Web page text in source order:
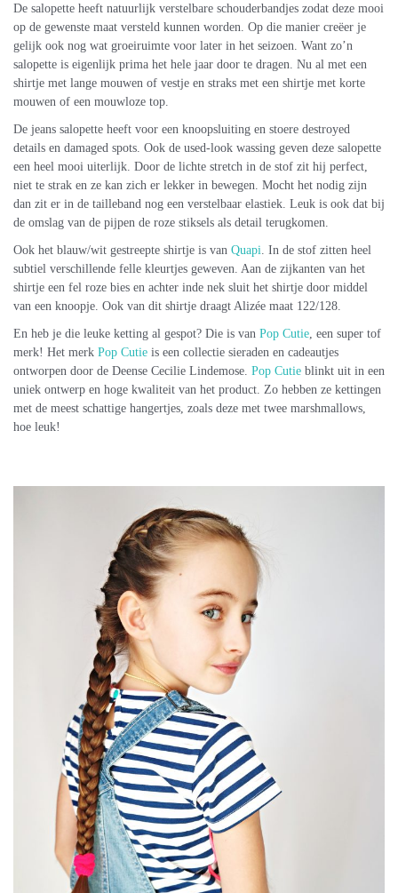
De salopette heeft natuurlijk verstelbare schouderbandjes zodat deze mooi
op de gewenste maat versteld kunnen worden. Op die manier creëer je
gelijk ook nog wat groeiruimte voor later in het seizoen. Want zo’n
salopette is eigenlijk prima het hele jaar door te dragen. Nu al met een
shirtje met lange mouwen of vestje en straks met een shirtje met korte
mouwen of een mouwloze top.
De jeans salopette heeft voor een knoopsluiting en stoere destroyed
details en damaged spots. Ook de used-look wassing geven deze salopette
een heel mooi uiterlijk. Door de lichte stretch in de stof zit hij perfect,
niet te strak en ze kan zich er lekker in bewegen. Mocht het nodig zijn
dan zit er in de tailleband nog een verstelbaar elastiek. Leuk is ook dat bij
de omslag van de pijpen de roze stiksels als detail terugkomen.
Ook het blauw/wit gestreepte shirtje is van Quapi . In de stof zitten heel
subtiel verschillende felle kleurtjes geweven. Aan de zijkanten van het
shirtje een fel roze bies en achter inde nek sluit het shirtje door middel
van een knoopje. Ook van dit shirtje draagt Alizée maat 122/128.
En heb je die leuke ketting al gespot? Die is van Pop Cutie , een super tof
merk! Het merk Pop Cutie is een collectie sieraden en cadeautjes
ontworpen door de Deense Cecilie Lindemose. Pop Cutie blinkt uit in een
uniek ontwerp en hoge kwaliteit van het product. Zo hebben ze kettingen
met de meest schattige hangertjes, zoals deze met twee marshmallows,
hoe leuk!